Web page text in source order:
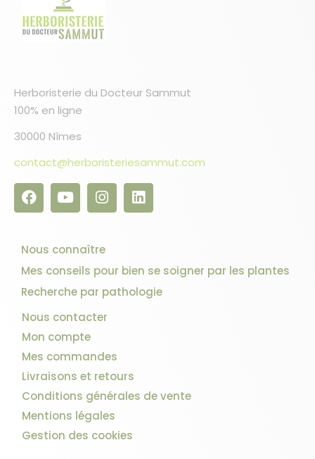
Herboristerie du Docteur Sammut
100% en ligne
30000 Nîmes
contact@herboristeriesammut.com
Nous connaître
Mes conseils pour bien se soigner par les plantes
Recherche par pathologie
Nous contacter
Mon compte
Mes commandes
Livraisons et retours
Conditions générales de vente
Mentions légales
Gestion des cookies